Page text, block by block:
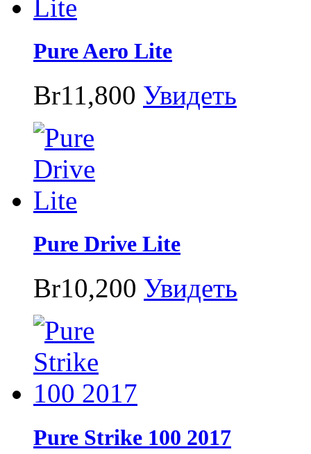
Pure Aero Lite
Br11,800 Увидеть
Pure Drive Lite
Br10,200 Увидеть
Pure Strike 100 2017